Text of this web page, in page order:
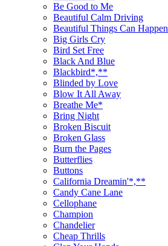
Be Good to Me
Beautiful Calm Driving
Beautiful Things Can Happen
Big Girls Cry
Bird Set Free
Black And Blue
Blackbird*,**
Blinded by Love
Blow It All Away
Breathe Me*
Bring Night
Broken Biscuit
Broken Glass
Burn the Pages
Butterflies
Buttons
California Dreamin'*,**
Candy Cane Lane
Cellophane
Champion
Chandelier
Cheap Thrills